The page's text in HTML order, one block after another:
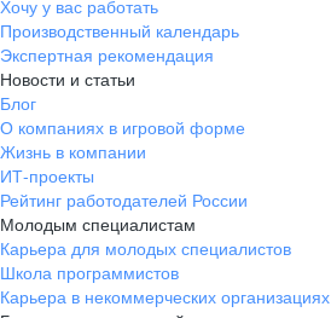
Хочу у вас работать
Производственный календарь
Экспертная рекомендация
Новости и статьи
Блог
О компаниях в игровой форме
Жизнь в компании
ИТ-проекты
Рейтинг работодателей России
Молодым специалистам
Карьера для молодых специалистов
Школа программистов
Карьера в некоммерческих организациях